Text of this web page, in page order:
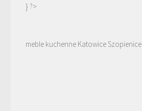
} ?>
meble kuchenne Katowice Szopienice